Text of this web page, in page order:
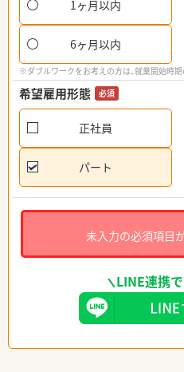
1ヶ月以内
6ヶ月以内
※ダブルワークをお考えの方は、就業開始時
希望雇用形態 必須
正社員
パート
未入力の必須項目
LINE連携で